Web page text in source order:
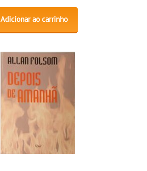
Adicionar ao carrinho